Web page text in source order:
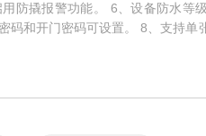
防撬报警功能。 6、设备防水等
码和开门密码可设置。 8、支持单